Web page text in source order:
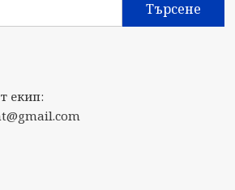
Търсене
екип: